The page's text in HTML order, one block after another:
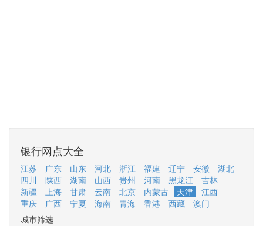
银行网点大全
江苏 广东 山东 河北 浙江 福建 辽宁 安徽
湖北
四川
陕西 湖南 山西 贵州 河南 黑龙江
吉林
新疆
上海 甘肃 云南 北京 内蒙古 天津
江西
重庆
广西 宁夏 海南 青海 香港 西藏
澳门
城市筛选